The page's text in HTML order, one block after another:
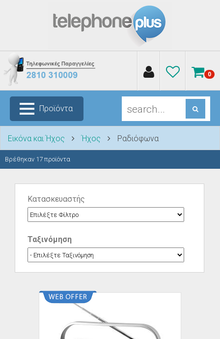
0
Προϊόντα
Εικόνα και Ήχος Ήχος Ραδιόφωνα
Βρέθηκαν 17 προϊόντα
Κατασκευαστής
Ταξινόμηση